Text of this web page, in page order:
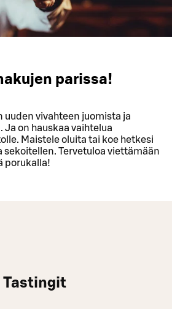
parissa!
uuden vivahteen juomista ja
on hauskaa vaihtelua
Maistele oluita tai koe hetkesi
sekoitellen. Tervetuloa viettämään
porukalla!
Tastingit